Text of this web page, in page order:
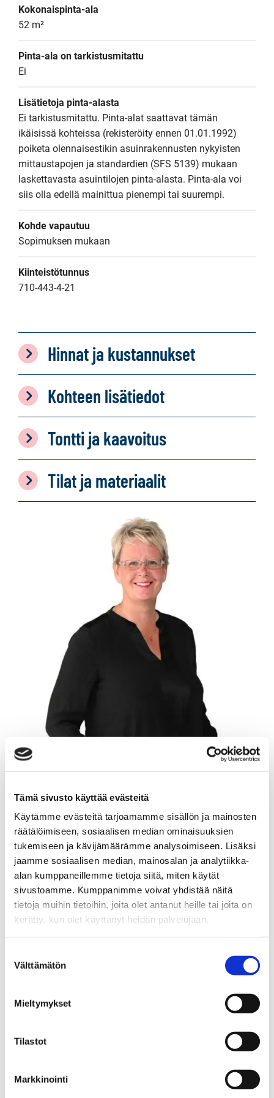
Tämä sivusto käyttää evästeitä
Käytämme evästeitä tarjoamamme sisällön ja mainosten
räätälöimiseen, sosiaalisen median ominaisuuksien
tukemiseen ja kävijämäärämme analysoimiseen. Lisäksi
jaamme sosiaalisen median, mainosalan ja analytiikka-
alan kumppaneillemme tietoja siitä, miten käytät
sivustoamme. Kumppanimme voivat yhdistää näitä
tietoja muihin tietoihin, joita olet antanut heille tai joita on
kerätty, kun olet käyttänyt heidän palvelujaan.
valinta
Välttämätön
Mieltymykset
Tilastot
Markkinointi
Kokonaispinta-ala
52 m²
Pinta-ala on tarkistusmitattu
Ei
Lisätietoja pinta-alasta
Ei tarkistusmitattu. Pinta-alat saattavat tämän
ikäisissä kohteissa (rekisteröity ennen 01.01.1992)
poiketa olennaisestikin asuinrakennusten nykyisten
mittaustapojen ja standardien (SFS 5139) mukaan
laskettavasta asuintilojen pinta-alasta. Pinta-ala voi
siis olla edellä mainittua pienempi tai suurempi.
Kohde vapautuu
Sopimuksen mukaan
Kiinteistötunnus
710-443-4-21
Hinnat ja kustannukset
Kohteen lisätiedot
Tontti ja kaavoitus
Tilat ja materiaalit
JEANETTE MÄKINEN-MALMBERG
Kiinteistönvälittäjä LKV, KED
Sp-Koti Raasepori | Raseborgs Bostadsapotek Ab Oy
AFM, 2580864-7
WhatsApp
Sp-Koti Raasepori
Sp-Koti Inkoo